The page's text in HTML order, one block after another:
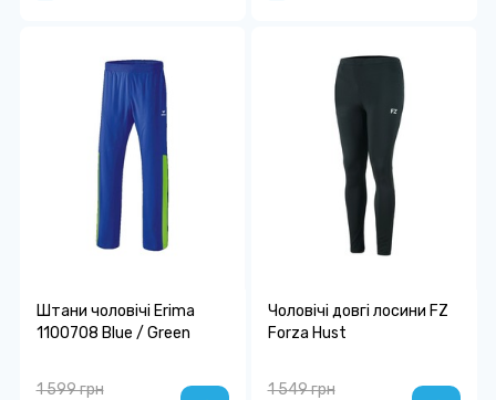
Штани чоловічі Erima
1100708 Blue / Green
1 599 грн
Чоловічі довгі лосини FZ
Forza Hust
1 549 грн